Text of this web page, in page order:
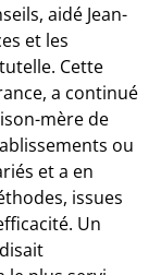
aidé Jean-
et les
Cette
a continué
mère de
ou
et a en
issues
Un